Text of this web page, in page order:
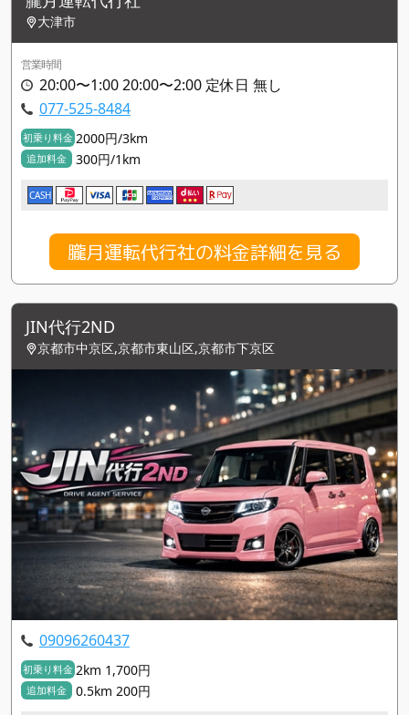
大津市
営業時間
20:00〜1:00 20:00〜2:00 定休日 無し
077-525-8484
初乗り料金 2000円/3km
追加料金 300円/1km
CASH
朧月運転代行社の料金詳細を見る
JIN代行2ND
京都市中京区,京都市東山区,京都市下京区
09096260437
初乗り料金 2km 1,700円
追加料金 0.5km 200円